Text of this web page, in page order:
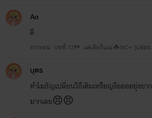
Ao
ดี
จากตอน: บทที่.13⏩ แค่เลียก็แฉะ🔥NC+ [ปล่อย
บุตร
ทำไมธัญเปลี่ยนวิธีเติมเหรียญงืออออยุ่งยาก
มากเลย😣😣